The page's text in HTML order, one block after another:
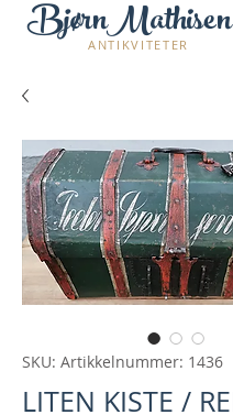
BjørnMathisen
ANTIKVITETER
SKU: Artikkelnummer: 1436
LITEN KISTE /